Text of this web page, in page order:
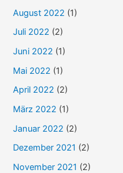
August 2022 (1)
Juli 2022 (2)
Juni 2022 (1)
Mai 2022 (1)
April 2022 (2)
März 2022 (1)
Januar 2022 (2)
Dezember 2021 (2)
November 2021 (2)